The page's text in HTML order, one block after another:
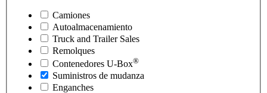
Camiones
Autoalmacenamiento
Truck and Trailer Sales
Remolques
Contenedores U-Box®
Suministros de mudanza
Enganches